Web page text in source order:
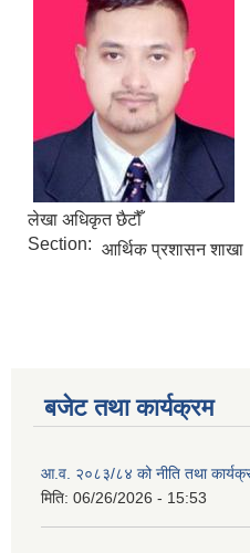
लेखा अधिकृत छैटौँ
Section: आर्थिक प्रशासन शाखा
बजेट तथा कार्यक्रम
आ.व. २०८३/८४ को नीति तथा
मिति: 06/26/2026 - 15:53